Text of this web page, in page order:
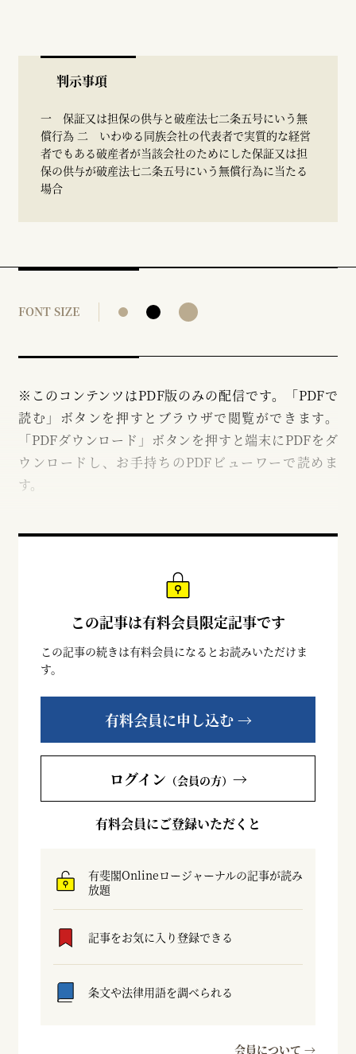
判示事項
一 保証又は担保の供与と破産法七二条五号にいう無
償行為 二 いわゆる同族会社の代表者で実質的な経営
者でもある破産者が当該会社のためにした保証又は担
保の供与が破産法七二条五号にいう無償行為に当たる
場合
FONT SIZE
※このコンテンツはPDF版のみの配信です。「PDFで
読む」ボタンを押すとブラウザで閲覧ができます。
「PDFダウンロード」ボタンを押すと端末にPDFをダ
ウンロードし、お手持ちのPDFビューワーで読めま
す。
この記事は有料会員限定記事です
この記事の続きは有料会員になるとお読みいただけま
す。
有料会員に申し込む →
ログイン （会員の方） →
有料会員にご登録いただくと
有斐閣Onlineロージャーナルの記事が読み
放題
記事をお気に入り登録できる
条文や法律用語を調べられる
会員について →